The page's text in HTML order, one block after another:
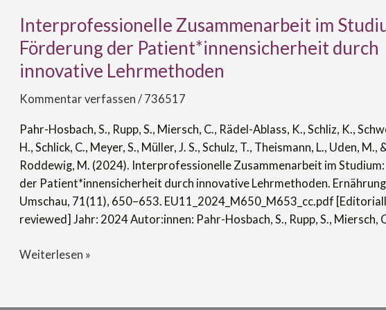
Interprofessionelle Zusammenarbeit im
Förderung der Patient*innensicherheit durch
innovative Lehrmethoden
Kommentar verfassen / 736517
Pahr-Hosbach, S., Rupp, S., Miersch, C., Rädel-Ablass, K., Schliz, K.,
H., Schlick, C., Meyer, S., Müller, J. S., Schulz, T., Theismann, L., Uden, M.,
Roddewig, M. (2024). Interprofessionelle Zusammenarbeit im
der Patient*innensicherheit durch innovative Lehrmethoden.
Umschau, 71(11), 650–653. EU11_2024_M650_M653_cc.pdf
reviewed] Jahr: 2024 Autor:innen: Pahr-Hosbach, S., Rupp, S., Miersch,
Interprofessionelle
Zusammenarbeit
im
Studium:
Förderung
Patient*innensicherheit
durch
innovative
Lehrmethoden
Weiterlesen »